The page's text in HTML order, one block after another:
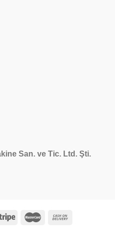
San. ve Tic. Ltd. Şti.